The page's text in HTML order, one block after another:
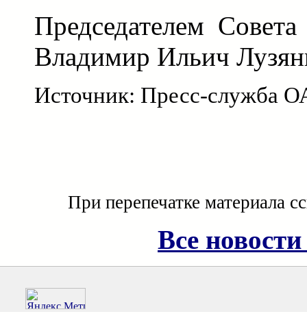
Председателем
Владимир Ильич
Источник: Пресс-служба
При перепечатке материала
Все